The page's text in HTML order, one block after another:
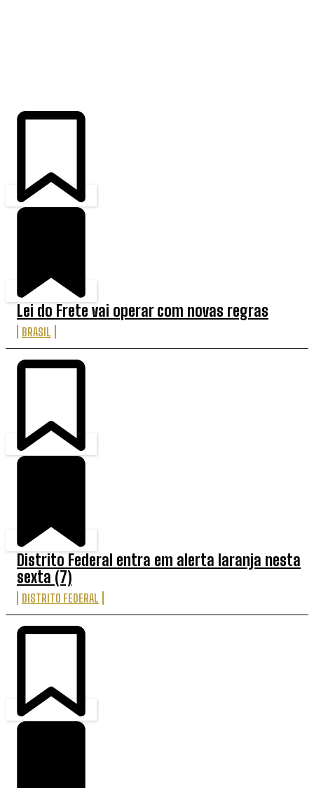
Lei do Frete vai operar com novas regras
BRASIL
Distrito Federal entra em alerta laranja nesta
sexta (7)
DISTRITO FEDERAL